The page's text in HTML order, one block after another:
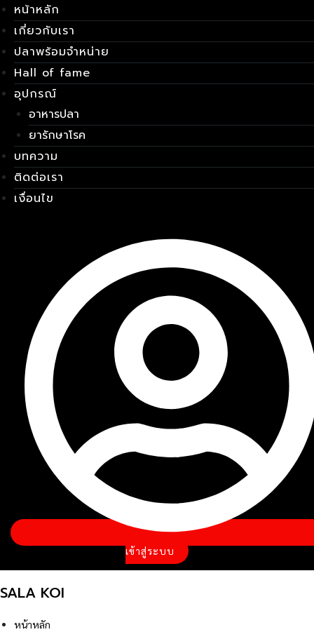
Skip
to
content
หน้าหลัก
เกี่ยวกับเรา
ปลาพร้อมจำหน่าย
Hall of fame
อุปกรณ์
อาหารปลา
ยารักษาโรค
บทความ
ติดต่อเรา
เงื่อนไข
เข้าสู่ระบบ
SALA KOI
หน้าหลัก
เมนู